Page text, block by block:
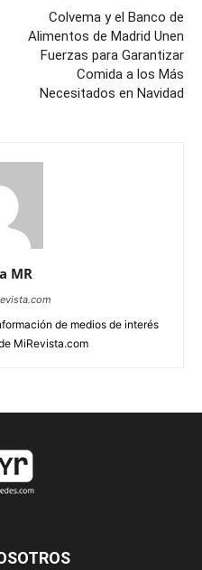
Colvema y el Banco de
Alimentos de Madrid Unen
Fuerzas para Garantizar
Comida a los Más
Necesitados en Navidad
MR
de medios de interés
MiRevista.com